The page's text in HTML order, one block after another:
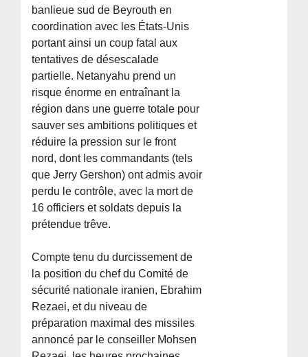
banlieue sud de Beyrouth en
coordination avec les États-Unis
portant ainsi un coup fatal aux
tentatives de désescalade
partielle. Netanyahu prend un
risque énorme en entraînant la
région dans une guerre totale pour
sauver ses ambitions politiques et
réduire la pression sur le front
nord, dont les commandants (tels
que Jerry Gershon) ont admis avoir
perdu le contrôle, avec la mort de
16 officiers et soldats depuis la
prétendue trêve.
Compte tenu du durcissement de
la position du chef du Comité de
sécurité nationale iranien, Ebrahim
Rezaei, et du niveau de
préparation maximal des missiles
annoncé par le conseiller Mohsen